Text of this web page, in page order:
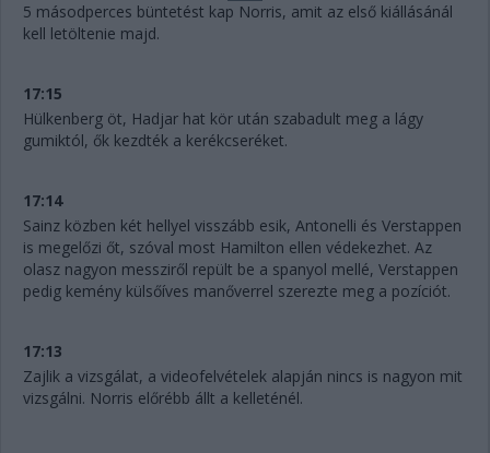
5 másodperces büntetést kap Norris, amit az első kiállásánál
kell letöltenie majd.
17:15
Hülkenberg öt, Hadjar hat kör után szabadult meg a lágy
gumiktól, ők kezdték a kerékcseréket.
17:14
Sainz közben két hellyel visszább esik, Antonelli és Verstappen
is megelőzi őt, szóval most Hamilton ellen védekezhet. Az
olasz nagyon messziről repült be a spanyol mellé, Verstappen
pedig kemény külsőíves manőverrel szerezte meg a pozíciót.
17:13
Zajlik a vizsgálat, a videofelvételek alapján nincs is nagyon mit
vizsgálni. Norris előrébb állt a kelleténél.